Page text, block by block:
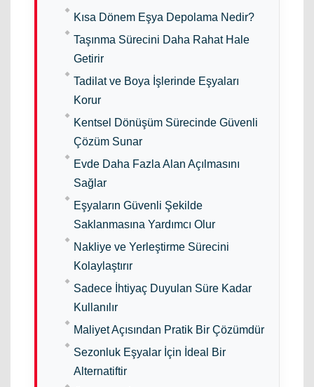
Kısa Dönem Eşya Depolama Nedir?
Taşınma Sürecini Daha Rahat Hale
Getirir
Tadilat ve Boya İşlerinde Eşyaları
Korur
Kentsel Dönüşüm Sürecinde Güvenli
Çözüm Sunar
Evde Daha Fazla Alan Açılmasını
Sağlar
Eşyaların Güvenli Şekilde
Saklanmasına Yardımcı Olur
Nakliye ve Yerleştirme Sürecini
Kolaylaştırır
Sadece İhtiyaç Duyulan Süre Kadar
Kullanılır
Maliyet Açısından Pratik Bir Çözümdür
Sezonluk Eşyalar İçin İdeal Bir
Alternatiftir